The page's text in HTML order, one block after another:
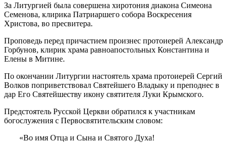
За Литургией была совершена хиротония диакона Симеона
Семенова, клирика Патриаршего собора Воскресения
Христова, во пресвитера.
Проповедь перед причастием произнес протоиерей Александр
Горбунов, клирик храма равноапостольных Константина и
Елены в Митине.
По окончании Литургии настоятель храма протоиерей Сергий
Волков поприветствовал Святейшего Владыку и преподнес в
дар Его Святейшеству икону святителя Луки Крымского.
Предстоятель Русской Церкви обратился к участникам
богослужения с Первосвятительским словом:
«Во имя Отца и Сына и Святого Духа!